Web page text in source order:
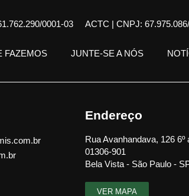
0001-03 ACTC | CNPJ:
FAZEMOS JUNTE-SE A NÓS
Endereço
Rua Avanhandava, 126 6º
01306-901
Bela Vista - São Paulo -
VER MAPA